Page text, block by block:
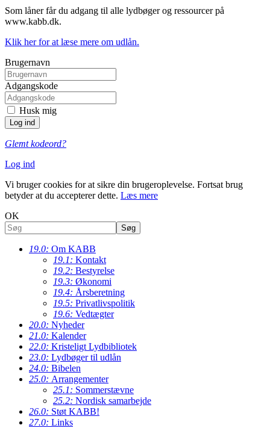
Som låner får du adgang til alle lydbøger og ressourcer på
www.kabb.dk.
Klik her for at læse mere om udlån.
Brugernavn
Adgangskode
Husk mig
Glemt kodeord?
Log ind
Vi bruger cookies for at sikre din brugeroplevelse. Fortsat brug
betyder at du accepterer dette. Læs mere
OK
19.0: Om KABB
19.1: Kontakt
19.2: Bestyrelse
19.3: Økonomi
19.4: Årsberetning
19.5: Privatlivspolitik
19.6: Vedtægter
20.0: Nyheder
21.0: Kalender
22.0: Kristeligt Lydbibliotek
23.0: Lydbøger til udlån
24.0: Bibelen
25.0: Arrangementer
25.1: Sommerstævne
25.2: Nordisk samarbejde
26.0: Støt KABB!
27.0: Links